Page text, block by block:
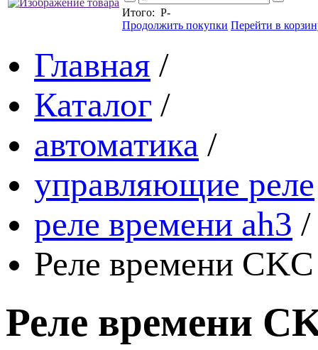
Итого: Р-
Продолжить покупки Перейти в
Главная /
Каталог /
автоматика /
управляющие реле
реле времени ah3 /
Реле времени
Реле времени